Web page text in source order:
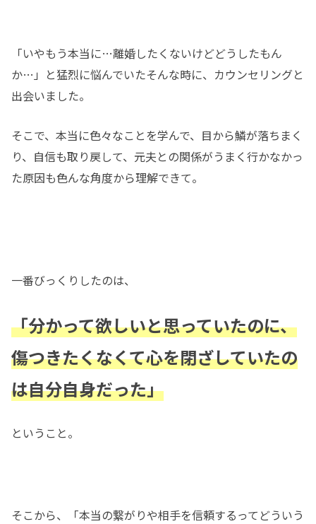
「いやもう本当に…離婚したくないけどどうしたもん
か…」と猛烈に悩んでいたそんな時に、カウンセリングと
出会いました。
そこで、本当に色々なことを学んで、目から鱗が落ちまく
り、自信も取り戻して、元夫との関係がうまく行かなかっ
た原因も色んな角度から理解できて。
一番びっくりしたのは、
「分かって欲しいと思っていたのに、
傷つきたくなくて心を閉ざしていたの
は自分自身だった」
ということ。
そこから、「本当の繋がりや相手を信頼するってどういう